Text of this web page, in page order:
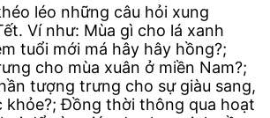
léo những câu hỏi xung
Ví như: Mùa gì cho lá xanh
tuổi mới má hây hây hồng?;
cho mùa xuân ở miền Nam?;
tượng trưng cho sự giàu sang,
khỏe?; Đồng thời thông qua hoạt